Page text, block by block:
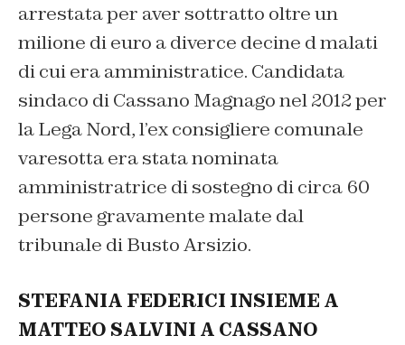
arrestata per aver sottratto oltre un
milione di euro a diverce decine d malati
di cui era amministratice. Candidata
sindaco di Cassano Magnago nel 2012 per
la Lega Nord, l’ex consigliere comunale
varesotta era stata nominata
amministratrice di sostegno di circa 60
persone gravamente malate dal
tribunale di Busto Arsizio.
STEFANIA FEDERICI INSIEME A
MATTEO SALVINI A CASSANO